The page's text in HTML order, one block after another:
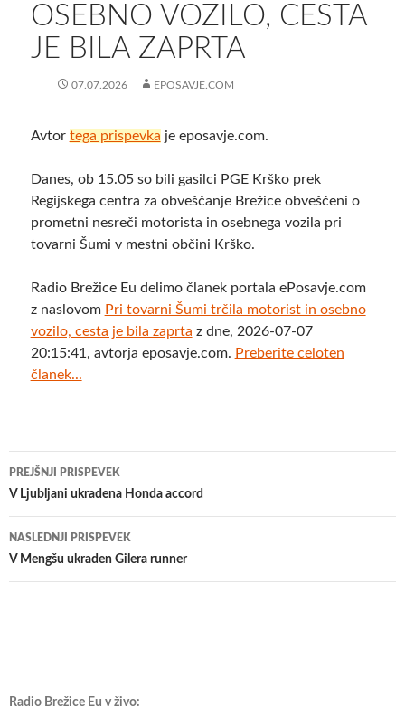
OSEBNO VOZILO, CESTA
JE BILA ZAPRTA
07.07.2026 EPOSAVJE.COM
Avtor tega prispevka je eposavje.com.
Danes, ob 15.05 so bili gasilci PGE Krško prek
Regijskega centra za obveščanje Brežice obveščeni o
prometni nesreči motorista in osebnega vozila pri
tovarni Šumi v mestni občini Krško.
Radio Brežice Eu delimo članek portala ePosavje.com
z naslovom Pri tovarni Šumi trčila motorist in osebno
vozilo, cesta je bila zaprta z dne, 2026-07-07
20:15:41, avtorja eposavje.com. Preberite celoten
članek...
Krmarjenje
po
prispevkih
PREJŠNJI PRISPEVEK
V Ljubljani ukradena Honda accord
NASLEDNJI PRISPEVEK
V Mengšu ukraden Gilera runner
Radio Brežice Eu v živo: